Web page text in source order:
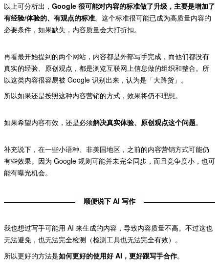
以上可分析出， Google 很可能对内容的标准做了升级，主要是增加了
有经验/体验的、有观点的标准。这个标准很可能已成为高质量内容的
必要条件，如果缺失，内容质量会大打折扣。
再看最开始提到的两个网站，内容都是外部写手完成，而他们都没有
真实的经验、原创观点，都是浏览互联网上信息做的组织和整合。所
以这类内容很容易被 Google 识别出来，认为是「大路货」。
所以如果还是按照这种内容营销的方式，效果将仍不理想。
如果希望内容有效，还是必须解决真实体验、原创观点这个问题。
补充说下，在一些小语种、非美国地区，之前的内容营销方式可能仍
有些效果。因为 Google 规则可能并未完全同步，而且竞争度小，也可
能有曝光机会。
顺便说下 AI 写作
我也想过写手可能用 AI 来生成的内容，导致内容质量不高。不过这也
无法避免，也无法完全检测（检测工具也无法完全有效）。
所以更好的方法是如何更好的使用好 AI，更好跟写手合作。